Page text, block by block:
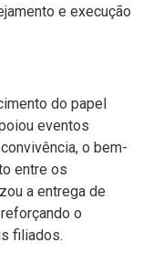
e execução
do papel
eventos
o bem-
entre os
a entrega de
o
filiados.